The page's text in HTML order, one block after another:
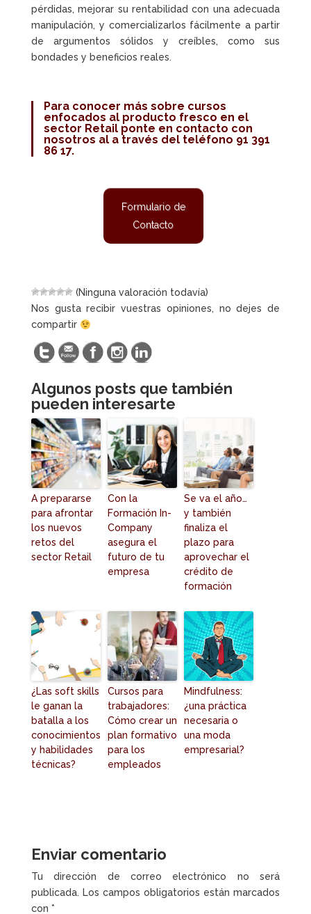
pérdidas, mejorar su rentabilidad con una adecuada
manipulación, y comercializarlos fácilmente a partir
de argumentos sólidos y creíbles, como sus
bondades y beneficios reales.
Para conocer más sobre cursos
enfocados al producto fresco en el
sector Retail ponte en contacto con
nosotros al a través del teléfono 91 391
86 17.
Formulario de
Contacto
(Ninguna valoración todavía)
Nos gusta recibir vuestras opiniones, no dejes de
compartir
Algunos posts que también
pueden interesarte
A prepararse
para afrontar
los nuevos
retos del
sector Retail
Con la
Formación In-
Company
asegura el
futuro de tu
empresa
Se va el año…
y también
finaliza el
plazo para
aprovechar el
crédito de
formación
¿Las soft skills
le ganan la
batalla a los
conocimientos
y habilidades
técnicas?
Cursos para
trabajadores:
Cómo crear un
plan formativo
para los
empleados
Mindfulness:
¿una práctica
necesaria o
una moda
empresarial?
Enviar comentario
Tu dirección de correo electrónico no será
publicada. Los campos obligatorios están marcados
con *